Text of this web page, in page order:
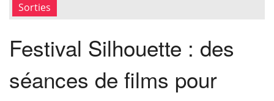
Sorties
Festival Silhouette : des
séances de films pour